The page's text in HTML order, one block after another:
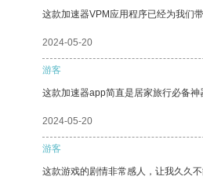
这款加速器VPM应用程序已经为我们
2024-05-20
游客
这款加速器app简直是居家旅行必备
2024-05-20
游客
这款游戏的剧情非常感人，让我久久不